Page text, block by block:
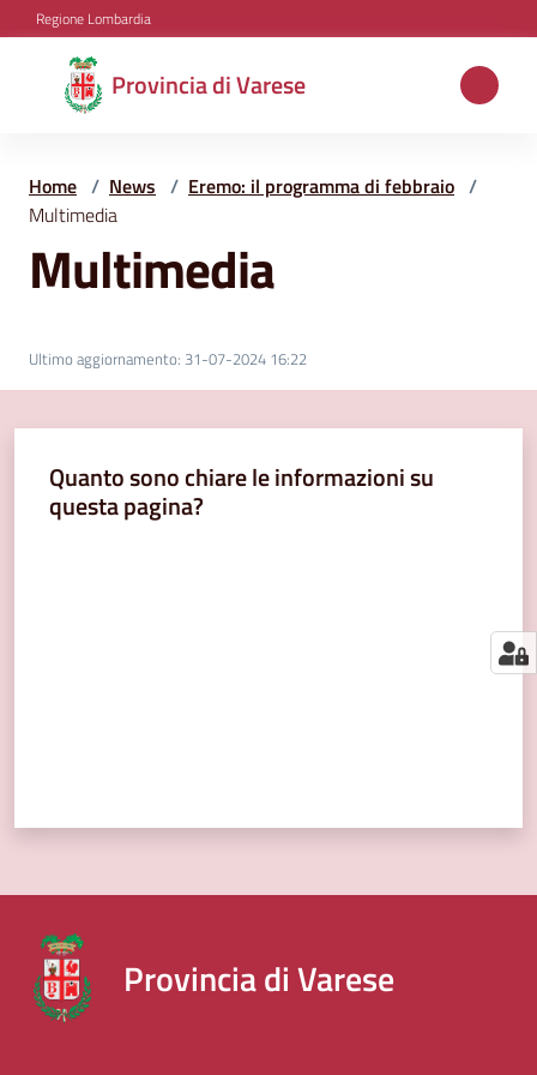
Vai al contenuto
Vai alla navigazione
Vai al footer
Regione Lombardia
Provincia di Varese
Provincia
di
Aree
tematiche
Amministrazione
Servizi
Home / News / Eremo: il programma di febbraio /
Multimedia
Multimedia
Ultimo aggiornamento: 31-07-2024 16:22
Quanto sono chiare le informazioni su
questa pagina?
Provincia di Varese